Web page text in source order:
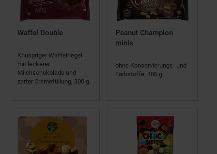
Waffel Double
Knuspriger Waffelriegel
mit leckerer
Milchschokolade und
zarter Cremefüllung, 300 g
Peanut Champion
minis
ohne Konservierungs- und
Farbstoffe, 400 g